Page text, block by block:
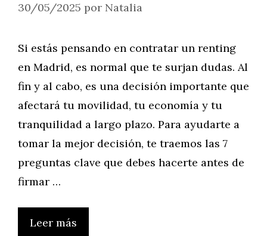
30/05/2025 por Natalia
Si estás pensando en contratar un renting
en Madrid, es normal que te surjan dudas. Al
fin y al cabo, es una decisión importante que
afectará tu movilidad, tu economía y tu
tranquilidad a largo plazo. Para ayudarte a
tomar la mejor decisión, te traemos las 7
preguntas clave que debes hacerte antes de
firmar …
Leer más